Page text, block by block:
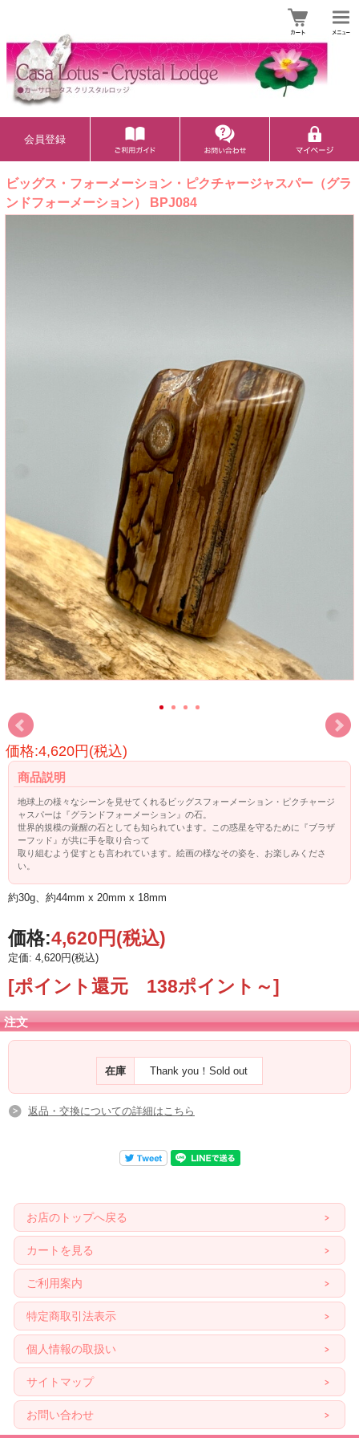
会員登録
ビッグス・フォーメーション・ピクチャージャスパー（グラ
ンドフォーメーション） BPJ084
価格:4,620円(税込)
商品説明
地球上の様々なシーンを見せてくれるビッグスフォーメーション・ピクチャージ
ャスパーは『グランドフォーメーション』の石。
世界的規模の覚醒の石としても知られています。この惑星を守るために『ブラザ
ーフッド』が共に手を取り合って
取り組むよう促すとも言われています。絵画の様なその姿を、お楽しみくださ
い。
約30g、約44mm x 20mm x 18mm
価格:4,620円(税込)
定価: 4,620円(税込)
[ポイント還元 138ポイント～]
注文
在庫 Thank you！Sold out
返品・交換についての詳細はこちら
お店のトップへ戻る
カートを見る
ご利用案内
特定商取引法表示
個人情報の取扱い
サイトマップ
お問い合わせ